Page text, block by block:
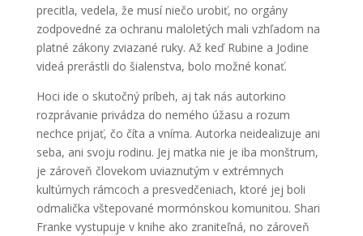
precitla, vedela, že musí niečo urobiť, no orgány
zodpovedné za ochranu maloletých mali vzhľadom na
platné zákony zviazané ruky. Až keď Rubine a Jodine
videá prerástli do šialenstva, bolo možné konať.
Hoci ide o skutočný príbeh, aj tak nás autorkino
rozprávanie privádza do nemého úžasu a rozum
nechce prijať, čo číta a vníma. Autorka neidealizuje ani
seba, ani svoju rodinu. Jej matka nie je iba monštrum,
je zároveň človekom uviaznutým v extrémnych
kultúrnych rámcoch a presvedčeniach, ktoré jej boli
odmalička vštepované mormónskou komunitou. Shari
Franke vystupuje v knihe ako zraniteľná, no zároveň